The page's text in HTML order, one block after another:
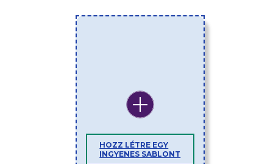
HOZZ LÉTRE EGY
INGYENES SABLONT